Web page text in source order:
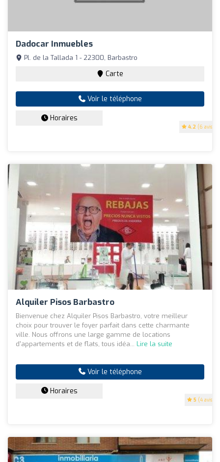
Dadocar Inmuebles
4.2 (6 avis)
Pl. de la Tallada 1 - 22300, Barbastro
Carte
Voir le téléphone
Horaires
Alquiler Pisos Barbastro
5 (4 avis)
Bienvenue chez Alquiler Pisos Barbastro, votre meilleur
choix pour trouver le foyer parfait dans cette charmante
ville. Nous offrons une large gamme de locations
d'appartements et de flats, tous idéa... Lire la suite
Voir le téléphone
Horaires